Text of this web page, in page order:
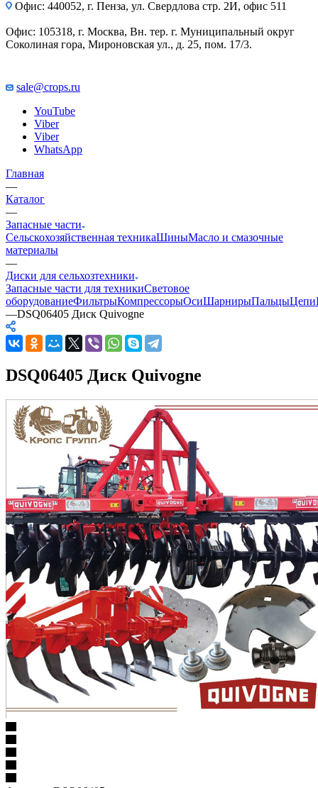
Офис: 440052, г. Пенза, ул. Свердлова стр. 2И, офис 511
Офис: 105318, г. Москва, Вн. тер. г. Муниципальный округ
Соколиная гора, Мироновская ул., д. 25, пом. 17/3.
sale@crops.ru
YouTube
Viber
Viber
WhatsApp
Главная
—
Каталог
—
Запасные части
Сельскохозяйственная техникаШиныМасло и смазочные
материалы
—
Диски для сельхозтехники
Запасные части для техникиСветовое
оборудованиеФильтрыКомпрессорыОсиШарнирыПальцыЦепи
—DSQ06405 Диск Quivogne
DSQ06405 Диск Quivogne